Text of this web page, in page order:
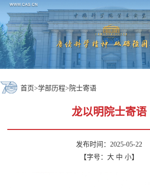
首页>学部历程> 院士寄语
龙以明院士寄语
发布时间：2025-05-22
【字号： 大 中 小】